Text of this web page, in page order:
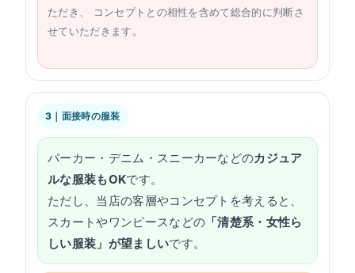
ただき、 コンセプトとの相性を含めて総合的に判断さ
せていただきます。
3｜面接時の服装
パーカー・デニム・スニーカーなどのカジュア
ルな服装もOKです。
ただし、当店の客層やコンセプトを考えると、
スカートやワンピースなどの 「清楚系・女性ら
しい服装」が望ましいです。